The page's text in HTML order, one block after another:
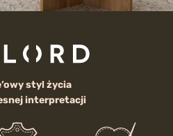
styl życia
interpretacji